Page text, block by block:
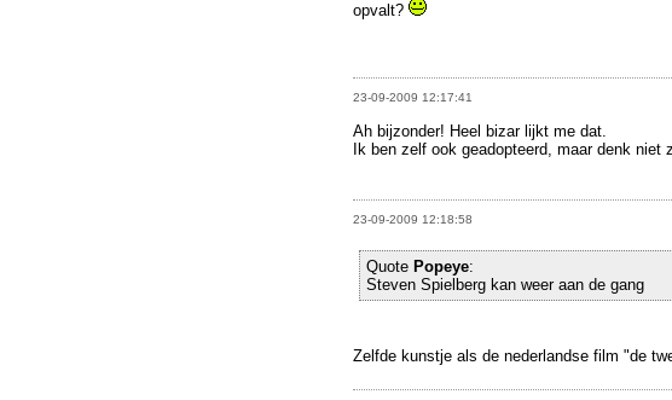
opvalt?
23-09-2009 12:17:41
Ah bijzonder! Heel bizar lijkt me dat.
Ik ben zelf ook geadopteerd, maar denk niet
23-09-2009 12:18:58
Quote Popeye:
Steven Spielberg kan weer aan de gang
Zelfde kunstje als de nederlandse film "de